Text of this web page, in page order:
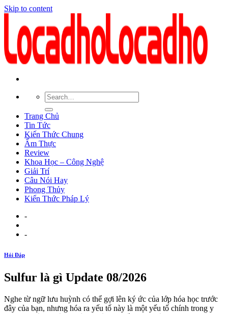
Skip to content
Trang Chủ
Tin Tức
Kiến Thức Chung
Ẩm Thực
Review
Khoa Học – Công Nghệ
Giải Trí
Câu Nói Hay
Phong Thủy
Kiến Thức Pháp Lý
-
-
Hỏi Đáp
Sulfur là gì Update 08/2026
Nghe từ ngữ lưu huỳnh có thể gợi lên ký ức của lớp hóa học trước
đây của bạn, nhưng hóa ra yếu tố này là một yếu tố chính trong y